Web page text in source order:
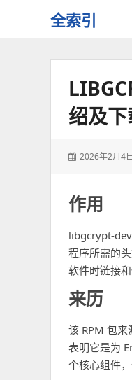
全索引
些
绍及
发
2026年2月4日
作用
libgcrypt-
程序所需的
软件时链接
来历
该 RPM 包来
表明它是为
个核心组件，